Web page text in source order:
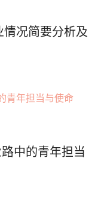
况简要分析及
中的青年担当